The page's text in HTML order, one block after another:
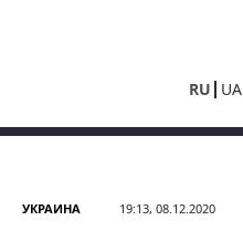
RU UA
УКРАИНА 19:13, 08.12.2020